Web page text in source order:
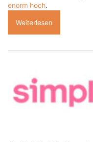
enorm hoch.
Weiterlesen